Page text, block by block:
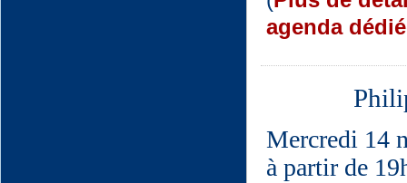
agenda
Mercredi 14
à partir de